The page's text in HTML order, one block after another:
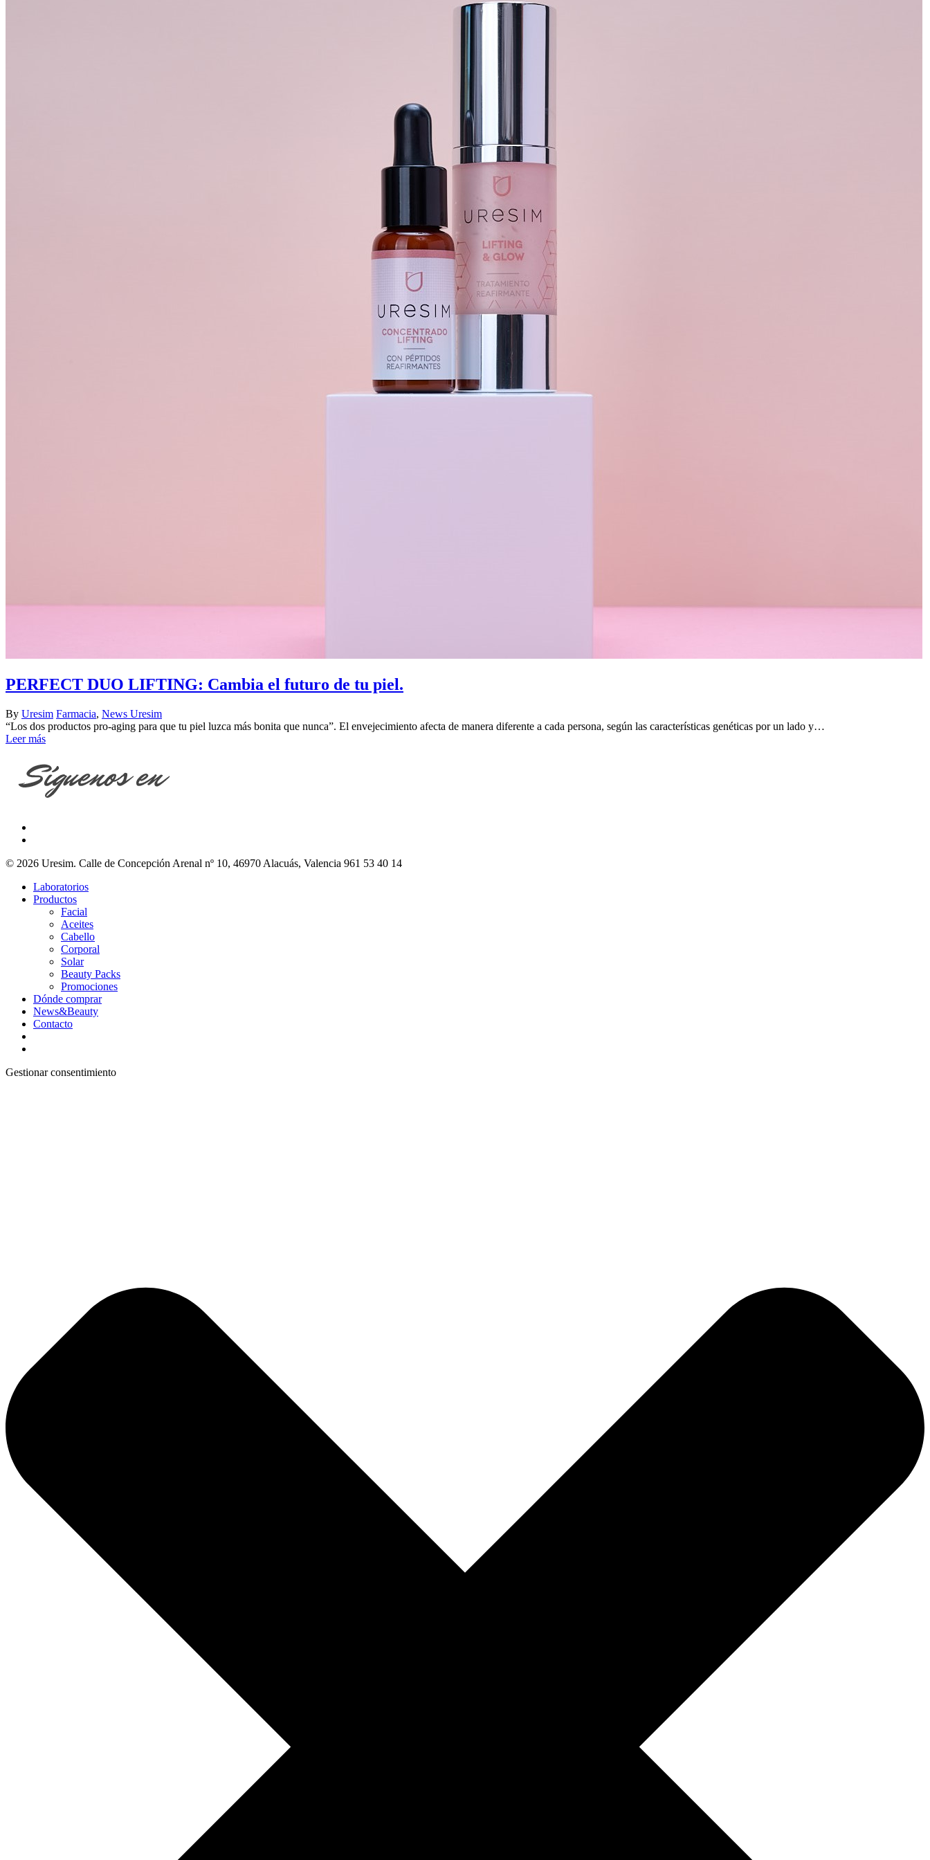
PERFECT DUO LIFTING: Cambia el futuro de tu piel.
By Uresim Farmacia, News Uresim
“Los dos productos pro-aging para que tu piel luzca más bonita que nunca”. El envejecimiento afecta de manera diferente a cada persona, según las características genéticas por un lado y…
Leer más
© 2026 Uresim. Calle de Concepción Arenal nº 10, 46970 Alacuás, Valencia 961 53 40 14
Laboratorios
Productos
Facial
Aceites
Cabello
Corporal
Solar
Beauty Packs
Promociones
Dónde comprar
News&Beauty
Contacto
Gestionar consentimiento